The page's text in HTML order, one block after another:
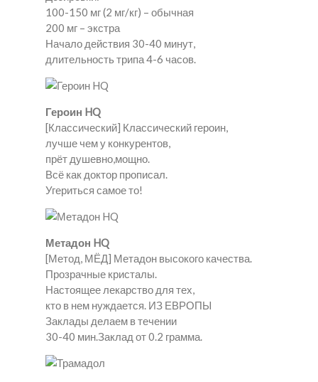
100-150 мг (2 мг/кг) – обычная
200 мг – экстра
Начало действия 30-40 минут,
длительность трипа 4-6 часов.
Героин HQ
[Классический] Классический героин,
лучше чем у конкурентов,
прёт душевно,мощно.
Всё как доктор прописал.
Угериться самое то!
Метадон HQ
[Метод, МЁД] Метадон высокого качества.
Прозрачные кристалы.
Настоящее лекарство для тех,
кто в нем нуждается. ИЗ ЕВРОПЫ
Заклады делаем в течении
30-40 мин.Заклад от 0.2 грамма.